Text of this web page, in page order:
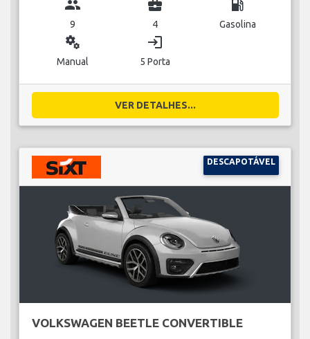
group
9
business_center
4
local_gas_station
Gasolina
miscellaneous_services
Manual
login
5 Porta
VER DETALHES...
DESCAPOTÁVEL
VOLKSWAGEN BEETLE CONVERTIBLE